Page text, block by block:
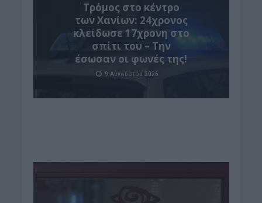
Τρόμος στο κέντρο
των Χανίων: 24χρονος
κλείδωσε 17χρονη στο
σπίτι του – Την
έσωσαν οι φωνές της!
9 Αυγούστου 2026